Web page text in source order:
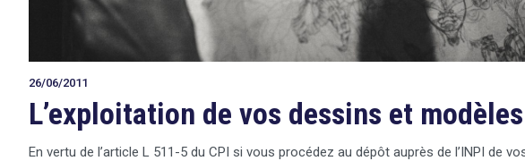
26/06/2011
L’exploitation de vos dessins et
En vertu de l’article L 511-5 du CPI si vous procédez au dépôt auprès de l’INPI de